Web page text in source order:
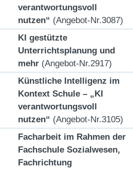
verantwortungsvoll
nutzen“ (Angebot-Nr.3087)
KI gestützte
Unterrichtsplanung und
mehr (Angebot-Nr.2917)
Künstliche Intelligenz im
Kontext Schule – „KI
verantwortungsvoll
nutzen“ (Angebot-Nr.3105)
Facharbeit im Rahmen der
Fachschule Sozialwesen,
Fachrichtung